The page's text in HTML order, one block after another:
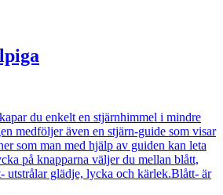
du enkelt en stjärnhimmel i mindre
medföljer även en stjärn-guide som visar
som man med hjälp av guiden kan leta
på knapparna väljer du mellan blått,
utstrålar glädje, lycka och kärlek.Blått- är